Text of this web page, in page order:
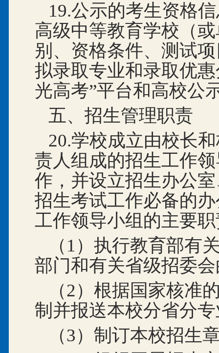
19.公示的考生资格
高级中等教育学校（
别、资格条件、测试
拟录取专业和录取优
光高考”平台和高校公
五、招生管理职责
20.学校成立由校长
责人组成的招生工作
作，并设立招生办公
招生考试工作必备的
工作领导小组的主要
（1）执行教育部有
部门和有关省级招委
（2）根据国家核准
制并报送本校分省分
（3）制订本校招生